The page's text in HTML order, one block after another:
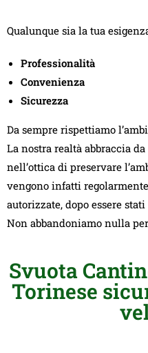
Qualunque sia la tua
Professionalità
Convenienza
Sicurezza
Da sempre rispettiamo
La nostra realtà abbraccia
nell’ottica di preservare
vengono infatti
autorizzate, dopo essere
Non abbandoniamo nulla
Svuota
Torinese